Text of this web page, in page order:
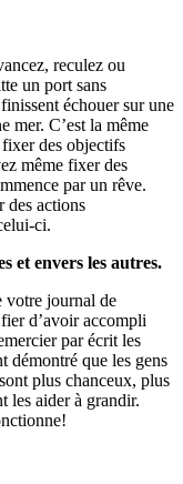
reculez ou
un port sans
échouer sur une
mer. C’est la même
des objectifs
même fixer des
par un rêve.
des actions
ci.
et envers les autres.
votre journal de
d’avoir accompli
par écrit les
démontré que les gens
plus chanceux, plus
les aider à grandir.